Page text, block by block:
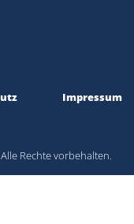
Impressum
Rechte vorbehalten.